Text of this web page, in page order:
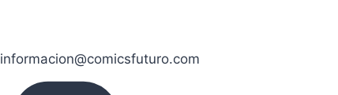
informacion@comicsfuturo.com